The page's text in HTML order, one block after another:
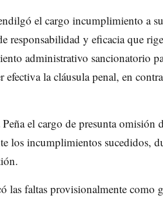
el cargo incumplimiento a
responsabilidad y eficacia que
administrativo sancionatorio
efectiva la cláusula penal, en
el cargo de presunta omisión
los incumplimientos sucedidos,
faltas provisionalmente como